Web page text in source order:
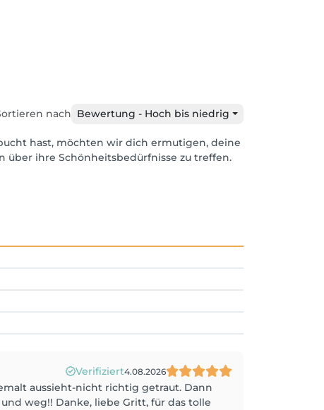
nach Bewertung - Hoch bis niedrig
hast, möchten wir dich ermutigen, deine
ihre Schönheitsbedürfnisse zu treffen.
Verifiziert4.08.2026
aussieht-nicht richtig getraut. Dann
weg!! Danke, liebe Gritt, für das tolle